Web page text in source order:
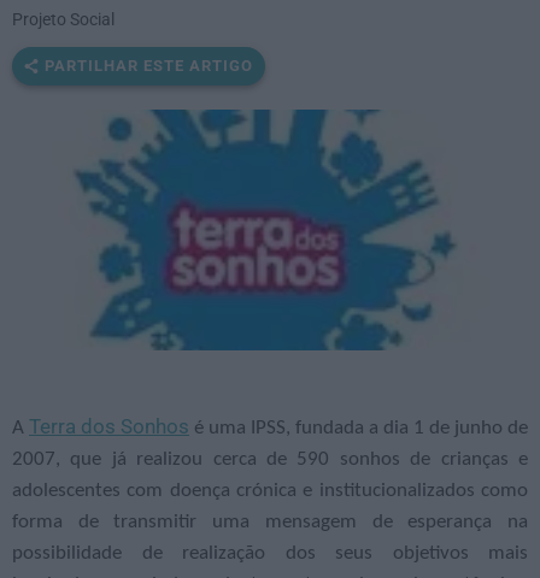
Projeto Social
PARTILHAR ESTE ARTIGO
A Terra dos Sonhos é uma IPSS, fundada a dia 1 de junho de
2007, que já realizou cerca de 590 sonhos de crianças e
adolescentes com doença crónica e institucionalizados como
forma de transmitir uma mensagem de esperança na
possibilidade de realização dos seus objetivos mais